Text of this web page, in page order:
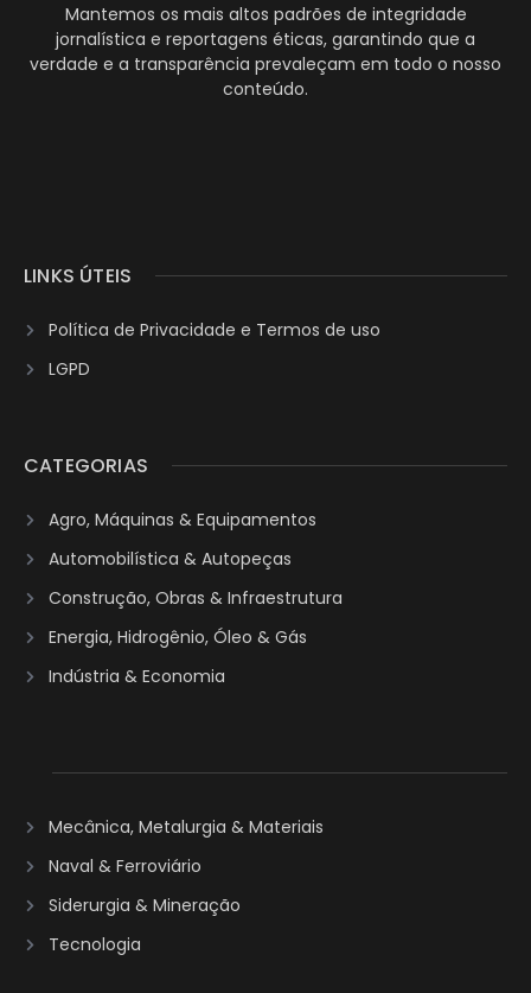
Mantemos os mais altos padrões de integridade
jornalística e reportagens éticas, garantindo que a
verdade e a transparência prevaleçam em todo o nosso
conteúdo.
LINKS ÚTEIS
Política de Privacidade e Termos de uso
LGPD
CATEGORIAS
Agro, Máquinas & Equipamentos
Automobilística & Autopeças
Construção, Obras & Infraestrutura
Energia, Hidrogênio, Óleo & Gás
Indústria & Economia
Mecânica, Metalurgia & Materiais
Naval & Ferroviário
Siderurgia & Mineração
Tecnologia